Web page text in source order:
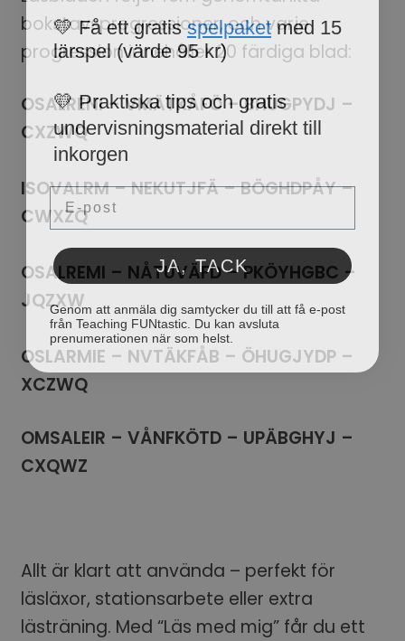
bokstavsprogressioner, och varje
progression innehåller 20 färdiga blad:
OSALRENI – VMÄTKÅFÖ – BHUGPYDJ –
CXZWQ
ISOVALRM – NEKUTJFÄ – BÖGHDPÅY –
CWXZQ
OSALREMI – NÅTUVÄFD – PKÖYHGBC –
JQZXW
OSLARMIE – NVTÄKFÅB – ÖHUGJYDP –
XCZWQ
OMSALEIR – VÅNFKÖTD – UPÄBGHYJ –
CXQWZ
Allt är klart att använda – perfekt för
läsläxor, stationsarbete eller extra
lästräning. Med “Läs med mig” får du ett
💛 Få ett gratis spelpaket
med 15
lärspel (värde 95 kr)
undervisningsmaterial direkt till
inkorgen
Email
JA, TACK
Genom att anmäla dig samtycker du till att få e-post
från Teaching FUNtastic. Du kan avsluta
prenumerationen när som helst.